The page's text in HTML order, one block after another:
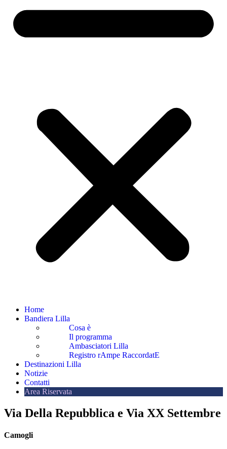
Home
Bandiera Lilla
Cosa è
Il programma
Ambasciatori Lilla
Registro rAmpe RaccordatE
Destinazioni Lilla
Notizie
Contatti
Area Riservata
Via Della Repubblica e Via XX Settembre
Camogli